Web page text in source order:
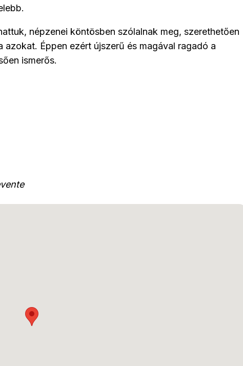
népzenei köntösben szólalnak meg, szerethetően
Éppen ezért újszerű és magával ragadó a
ismerős.